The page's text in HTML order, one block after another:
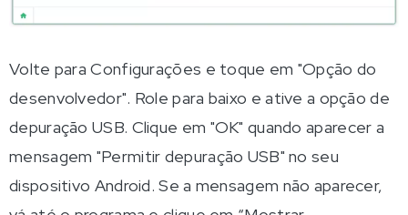
Volte para Configurações e toque em "Opção do
desenvolvedor". Role para baixo e ative a opção de
depuração USB. Clique em "OK" quando aparecer a
mensagem "Permitir depuração USB" no seu
dispositivo Android. Se a mensagem não aparecer,